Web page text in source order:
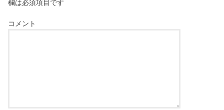
欄は必須項目です
コメント